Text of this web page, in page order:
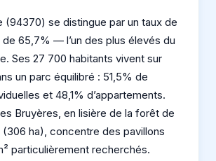
(94370) se distingue par un taux de
65,7% — l’un des plus élevés du
Ses 27 700 habitants vivent sur
un parc équilibré : 51,5% de
et 48,1% d’appartements.
Bruyères, en lisière de la forêt de
ha), concentre des pavillons
particulièrement recherchés.